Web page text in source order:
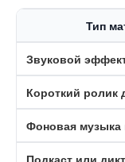
Тип
Звуковой
Короткий ролик
Фоновая музыка